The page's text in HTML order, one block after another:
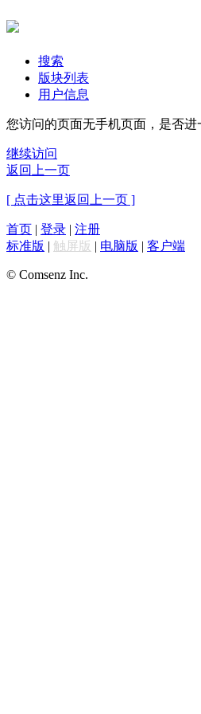
搜索
版块列表
用户信息
您访问的页面无手机页面，是否进
继续访问
返回上一页
[ 点击这里返回上一页 ]
首页 | 登录 | 注册
标准版 | 触屏版 | 电脑版 | 客户端
© Comsenz Inc.